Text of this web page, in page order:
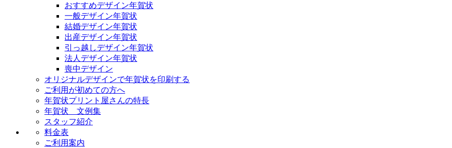
おすすめデザイン年賀状
一般デザイン年賀状
結婚デザイン年賀状
出産デザイン年賀状
引っ越しデザイン年賀状
法人デザイン年賀状
喪中デザイン
オリジナルデザインで年賀状を印刷する
ご利用が初めての方へ
年賀状プリント屋さんの特長
年賀状 文例集
スタッフ紹介
料金表
ご利用案内